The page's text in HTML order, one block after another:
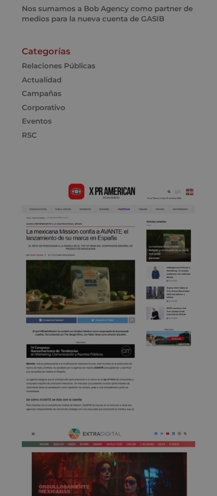
Nos sumamos a Bob Agency como partner de
medios para la nueva cuenta de GASIB
Categorías
Relaciones Públicas
Actualidad
Campañas
Corporativo
Eventos
RSC